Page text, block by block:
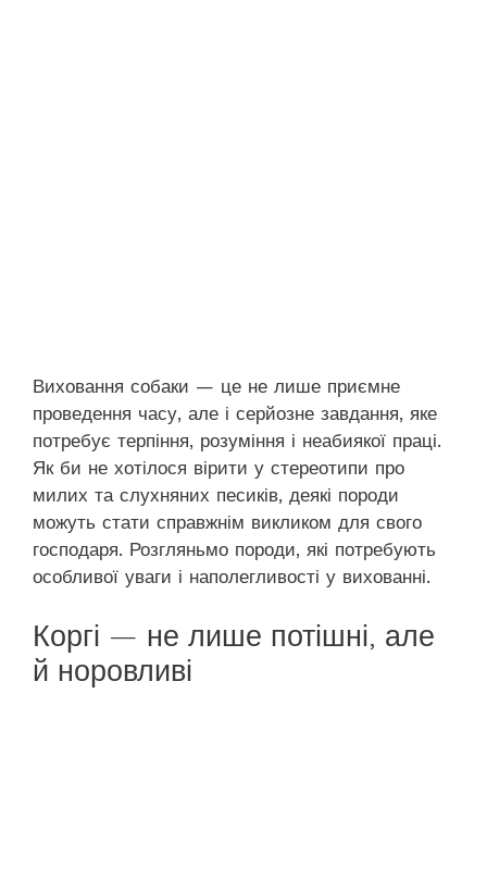
Виховання собаки — це не лише приємне
проведення часу, але і серйозне завдання, яке
потребує терпіння, розуміння і неабиякої праці.
Як би не хотілося вірити у стереотипи про
милих та слухняних песиків, деякі породи
можуть стати справжнім викликом для свого
господаря. Розгляньмо породи, які потребують
особливої уваги і наполегливості у вихованні.
Коргі — не лише потішні, але
й норовливі